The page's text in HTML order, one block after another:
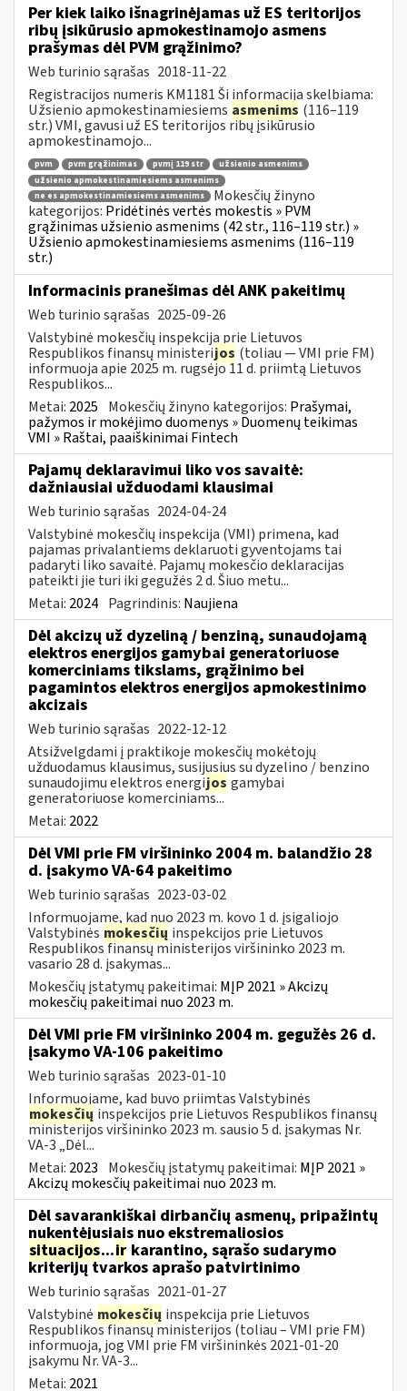
Per kiek laiko išnagrinėjamas už ES teritorijos
ribų įsikūrusio apmokestinamojo asmens
prašymas dėl PVM grąžinimo?
Web turinio sąrašas 2018-11-22
Registracijos numeris KM1181 Ši informacija skelbiama:
Užsienio apmokestinamiesiems asmenims (116–119
str.) VMI, gavusi už ES teritorijos ribų įsikūrusio
apmokestinamojo...
pvm pvm grąžinimas pvmį 119 str
užsienio asmenims
užsienio apmokestinamiesiems asmenims
ne es apmokestinamiesiems asmenims
Mokesčių žinyno
kategorijos: Pridėtinės vertės mokestis » PVM
grąžinimas užsienio asmenims (42 str., 116–119 str.) »
Užsienio apmokestinamiesiems asmenims (116–119
str.)
Informacinis pranešimas dėl ANK pakeitimų
Web turinio sąrašas 2025-09-26
Valstybinė mokesčių inspekcija prie Lietuvos
Respublikos finansų ministerijos (toliau — VMI prie FM)
informuoja apie 2025 m. rugsėjo 11 d. priimtą Lietuvos
Respublikos...
Metai: 2025 Mokesčių žinyno kategorijos: Prašymai,
pažymos ir mokėjimo duomenys » Duomenų teikimas
VMI » Raštai, paaiškinimai Fintech
Pajamų deklaravimui liko vos savaitė:
dažniausiai užduodami klausimai
Web turinio sąrašas 2024-04-24
Valstybinė mokesčių inspekcija (VMI) primena, kad
pajamas privalantiems deklaruoti gyventojams tai
padaryti liko savaitė. Pajamų mokesčio deklaracijas
pateikti jie turi iki gegužės 2 d. Šiuo metu...
Metai: 2024 Pagrindinis: Naujiena
Dėl akcizų už dyzeliną / benziną, sunaudojamą
elektros energijos gamybai generatoriuose
komerciniams tikslams, grąžinimo bei
pagamintos elektros energijos apmokestinimo
akcizais
Web turinio sąrašas 2022-12-12
Atsižvelgdami į praktikoje mokesčių mokėtojų
užduodamus klausimus, susijusius su dyzelino / benzino
sunaudojimu elektros energijos gamybai
generatoriuose komerciniams...
Metai: 2022
Dėl VMI prie FM viršininko 2004 m. balandžio 28
d. įsakymo VA-64 pakeitimo
Web turinio sąrašas 2023-03-02
Informuojame, kad nuo 2023 m. kovo 1 d. įsigaliojo
Valstybinės mokesčių inspekcijos prie Lietuvos
Respublikos finansų ministerijos viršininko 2023 m.
vasario 28 d. įsakymas...
Mokesčių įstatymų pakeitimai: MĮP 2021 » Akcizų
mokesčių pakeitimai nuo 2023 m.
Dėl VMI prie FM viršininko 2004 m. gegužės 26 d.
įsakymo VA-106 pakeitimo
Web turinio sąrašas 2023-01-10
Informuojame, kad buvo priimtas Valstybinės
mokesčių inspekcijos prie Lietuvos Respublikos finansų
ministerijos viršininko 2023 m. sausio 5 d. įsakymas Nr.
VA-3 „Dėl...
Metai: 2023 Mokesčių įstatymų pakeitimai: MĮP 2021 »
Akcizų mokesčių pakeitimai nuo 2023 m.
Dėl savarankiškai dirbančių asmenų, pripažintų
nukentėjusiais nuo ekstremaliosios
situacijos...ir karantino, sąrašo sudarymo
kriterijų tvarkos aprašo patvirtinimo
Web turinio sąrašas 2021-01-27
Valstybinė mokesčių inspekcija prie Lietuvos
Respublikos finansų ministerijos (toliau – VMI prie FM)
informuoja, jog VMI prie FM viršininkės 2021-01-20
įsakymu Nr. VA-3...
Metai: 2021